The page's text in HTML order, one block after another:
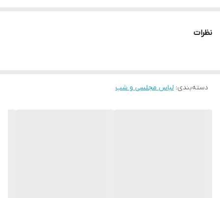
نظرات
دسته‌بندی: لباس مجلسی و شب